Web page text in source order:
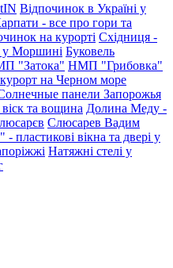
Відпочинок в Україні у
- все про гори та
на курорті Східниця -
у Моршині Буковель
"Затока" НМП "Грибовка"
на Черном море
панели Запорожья
та вощина Долина Меду -
Слюсарев Вадим
пластикові вікна та двері у
Натяжні стелі у